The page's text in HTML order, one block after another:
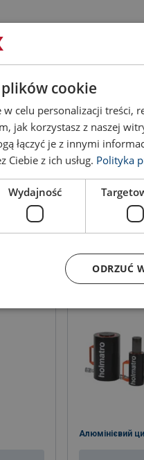
Модель
HPJ11 / 30 S 15
HPJ 60 S 15
Алюмінієвий
cookie
celu personalizacji treści,
jak korzystasz z naszej
łączyć je z innymi
Ciebie z ich usług. Polityka
Wydajność
ODRZUĆ